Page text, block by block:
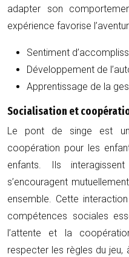
adapter son
expérience favorise
Sentiment
Développement de
Apprentissage de la
Socialisation et
Le pont de singe est
coopération pour les
enfants. Ils
s’encouragent
ensemble. Cette
compétences sociales
l’attente et la
respecter les règles du